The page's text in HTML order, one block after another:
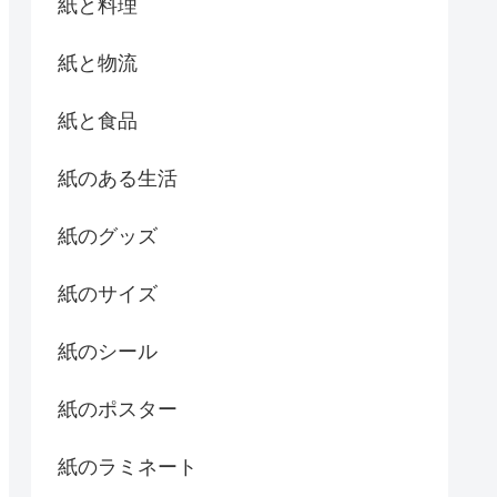
紙と料理
紙と物流
紙と食品
紙のある生活
紙のグッズ
紙のサイズ
紙のシール
紙のポスター
紙のラミネート